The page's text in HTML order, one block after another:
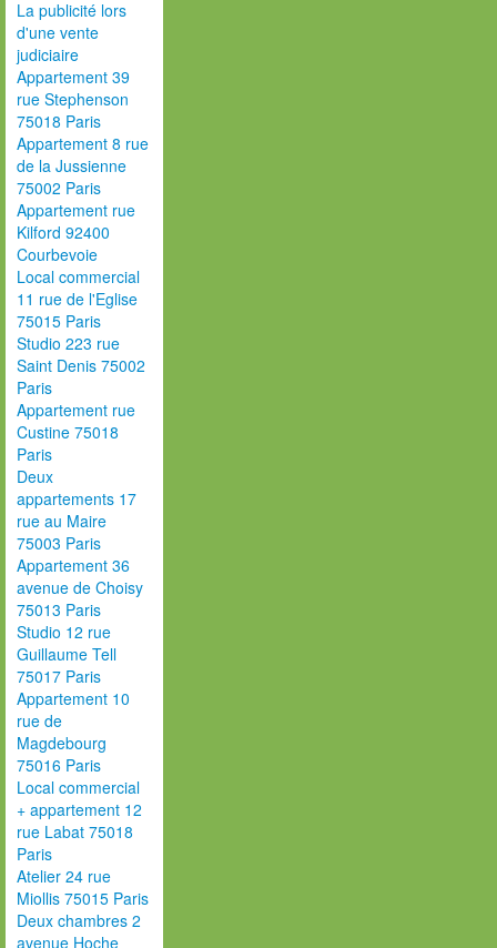
La publicité lors
d'une vente
judiciaire
Appartement 39
rue Stephenson
75018 Paris
Appartement 8 rue
de la Jussienne
75002 Paris
Appartement rue
Kilford 92400
Courbevoie
Local commercial
11 rue de l'Eglise
75015 Paris
Studio 223 rue
Saint Denis 75002
Paris
Appartement rue
Custine 75018
Paris
Deux
appartements 17
rue au Maire
75003 Paris
Appartement 36
avenue de Choisy
75013 Paris
Studio 12 rue
Guillaume Tell
75017 Paris
Appartement 10
rue de
Magdebourg
75016 Paris
Local commercial
+ appartement 12
rue Labat 75018
Paris
Atelier 24 rue
Miollis 75015 Paris
Deux chambres 2
avenue Hoche